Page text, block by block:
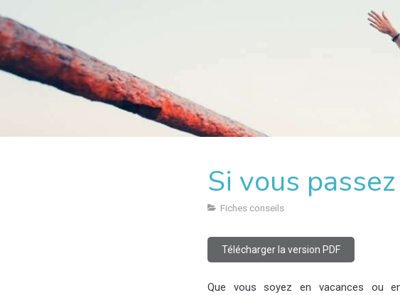
Si vous
Fiches conseils
Télécharger la version PDF
Que vous soyez en vacances ou